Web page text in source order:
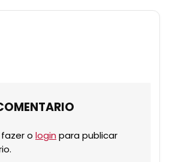
o login para publicar